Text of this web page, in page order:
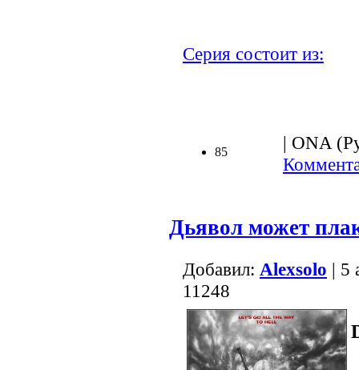
Серия состоит из:
85
| ONA
Дьявол может
Добавил: Alexsolo | 5
11248